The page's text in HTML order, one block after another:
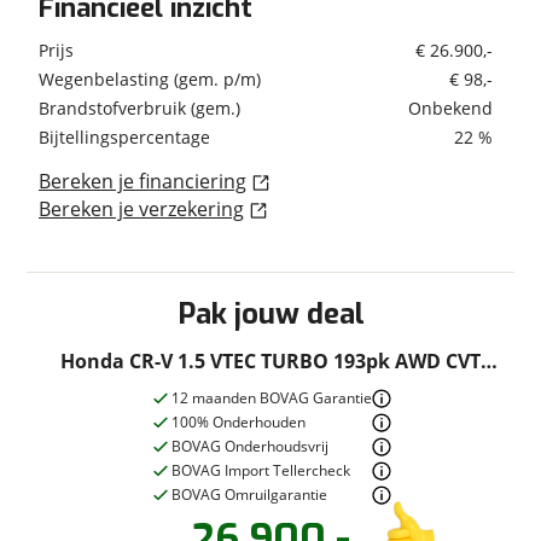
Garanties
BOVAG Garantie
Overige
Financieel inzicht
Prijs
€ 26.900,-
Wegenbelasting (gem. p/m)
€ 98,-
Brandstofverbruik (gem.)
Onbekend
Bijtellingspercentage
22 %
Bereken je financiering
Bereken je verzekering
12 volt aansluiting in middenconsole
Digitale Radio (DAB)
Haaienvin antenne
Comfort aandrijving
Frontale botsingwaarschuwingssysteem (FCW)
Low Speed Following
Communicatie / navigatie
Bluetooth® handsfree-systeem
Honda Connect
Gordels en airbags
Gordijnairbags, voor en achter
SRS airbag bestuurder & passagier
SRS airbag passagier met aan-uit schakelaar
Veiligheidsgordels achteraan met
onderhoud volgens schema, nieuwe APK ,auto op
naam zetten en 12 maanden BOVAG garantie.
Pak jouw deal
Honda CR-V 1.5 VTEC TURBO 193pk AWD CVT
Executive-91.000KM - PAN.DAK - BOVAG
12 maanden BOVAG Garantie
100% Onderhouden
BOVAG Onderhoudsvrij
BOVAG Import Tellercheck
BOVAG Omruilgarantie